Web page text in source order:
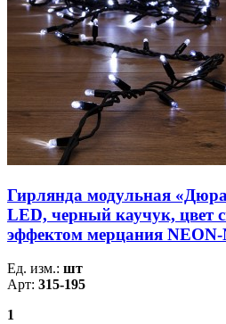
Гирлянда модульная
LED, черный каучук, цвет
эффектом мерцания
Ед. изм.: шт
Арт: 315-195
1